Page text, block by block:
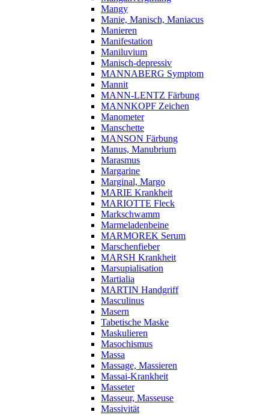
Mangy
Manie, Manisch, Maniacus
Manieren
Manifestation
Maniluvium
Manisch-depressiv
MANNABERG Symptom
Mannit
MANN-LENTZ Färbung
MANNKOPF Zeichen
Manometer
Manschette
MANSON Färbung
Manus, Manubrium
Marasmus
Margarine
Marginal, Margo
MARIE Krankheit
MARIOTTE Fleck
Markschwamm
Marmeladenbeine
MARMOREK Serum
Marschenfieber
MARSH Krankheit
Marsupialisation
Martialia
MARTIN Handgriff
Masculinus
Masern
Tabetische Maske
Maskulieren
Masochismus
Massa
Massage, Massieren
Massai-Krankheit
Masseter
Masseur, Masseuse
Massivität